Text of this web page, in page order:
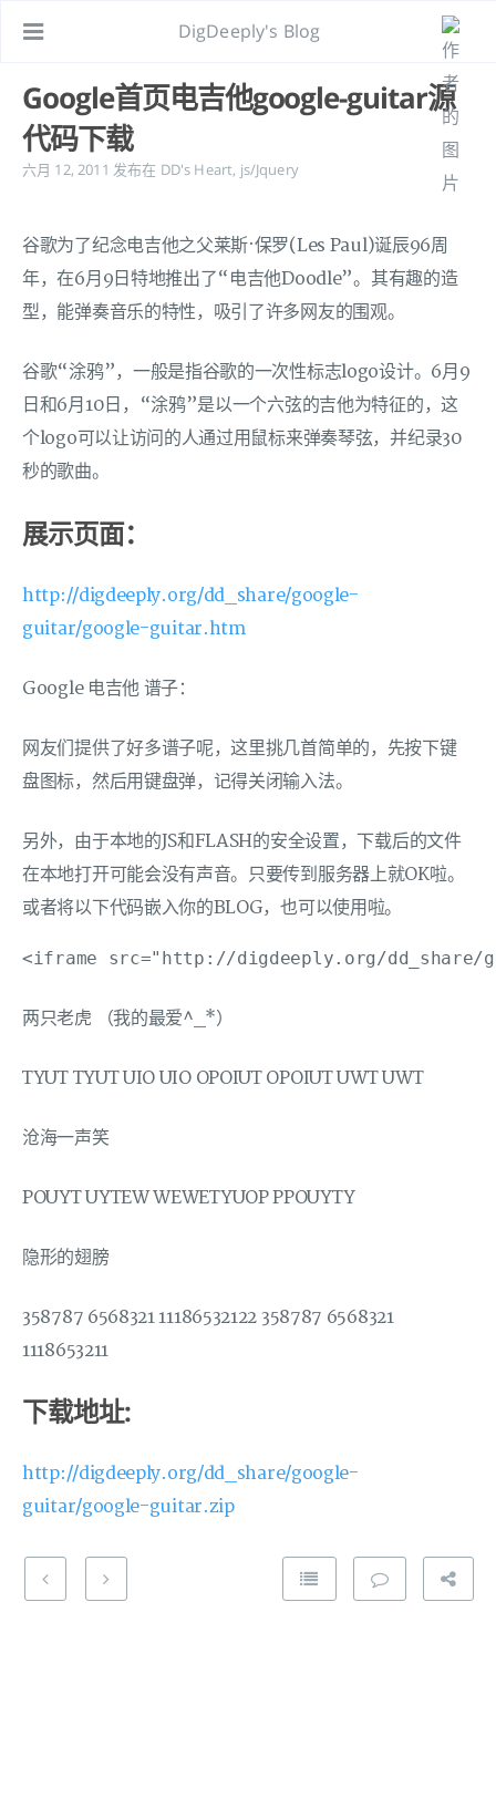
DigDeeply's Blog
Google首页电吉他google-guitar源
代码下载
六月 12, 2011 发布在 DD's Heart, js/Jquery
谷歌为了纪念电吉他之父莱斯·保罗(Les Paul)诞辰96周
年，在6月9日特地推出了“电吉他Doodle”。其有趣的造
型，能弹奏音乐的特性，吸引了许多网友的围观。
谷歌“涂鸦”，一般是指谷歌的一次性标志logo设计。6月9
日和6月10日，“涂鸦”是以一个六弦的吉他为特征的，这
个logo可以让访问的人通过用鼠标来弹奏琴弦，并纪录30
秒的歌曲。
展示页面：
http://digdeeply.org/dd_share/google-
guitar/google-guitar.htm
Google 电吉他 谱子：
网友们提供了好多谱子呢，这里挑几首简单的，先按下键
盘图标，然后用键盘弹，记得关闭输入法。
另外，由于本地的JS和FLASH的安全设置，下载后的文件
在本地打开可能会没有声音。只要传到服务器上就OK啦。
或者将以下代码嵌入你的BLOG，也可以使用啦。
两只老虎 （我的最爱^_*）
TYUT TYUT UIO UIO OPOIUT OPOIUT UWT UWT
沧海一声笑
POUYT UYTEW WEWETYUOP PPOUYTY
隐形的翅膀
358787 6568321 11186532122 358787 6568321
1118653211
下载地址:
http://digdeeply.org/dd_share/google-
guitar/google-guitar.zip